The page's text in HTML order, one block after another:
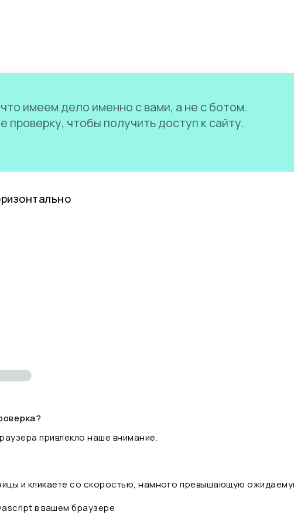
имеем дело именно с вами, а не с ботом.
проверку, чтобы получить доступ к сайту.
привлекло наше внимание.
и кликаете со скоростью, намного превышающую
в вашем браузере